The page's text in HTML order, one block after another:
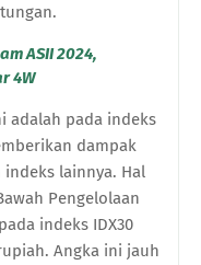
ASII 2024,
4W
adalah pada indeks
dampak
lainnya. Hal
Pengelolaan
indeks IDX30
Angka ini jauh